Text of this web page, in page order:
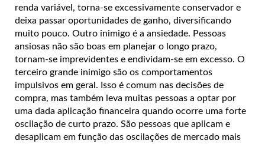
renda variável, torna-se excessivamente conservador e
deixa passar oportunidades de ganho, diversificando
muito pouco. Outro inimigo é a ansiedade. Pessoas
ansiosas não são boas em planejar o longo prazo,
tornam-se imprevidentes e endividam-se em excesso. O
terceiro grande inimigo são os comportamentos
impulsivos em geral. Isso é comum nas decisões de
compra, mas também leva muitas pessoas a optar por
uma dada aplicação financeira quando ocorre uma forte
oscilação de curto prazo. São pessoas que aplicam e
desaplicam em função das oscilações de mercado mais